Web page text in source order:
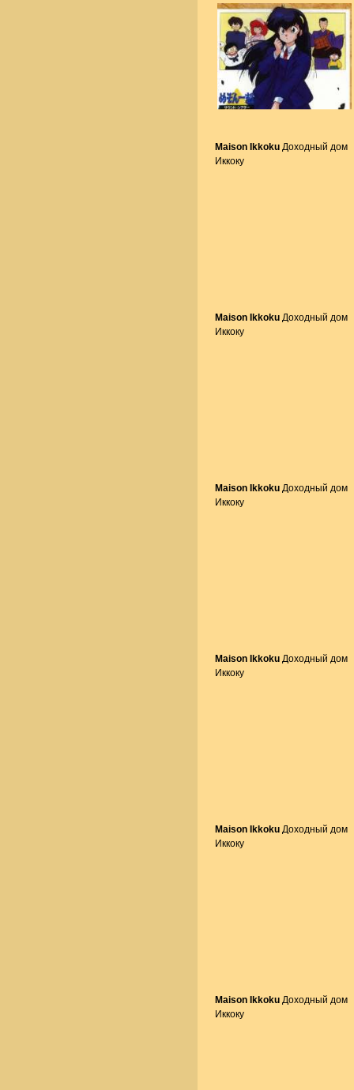
Maison Ikkoku Доходный дом
Иккоку
Maison Ikkoku Доходный дом
Иккоку
Maison Ikkoku Доходный дом
Иккоку
Maison Ikkoku Доходный дом
Иккоку
Maison Ikkoku Доходный дом
Иккоку
Maison Ikkoku Доходный дом
Иккоку